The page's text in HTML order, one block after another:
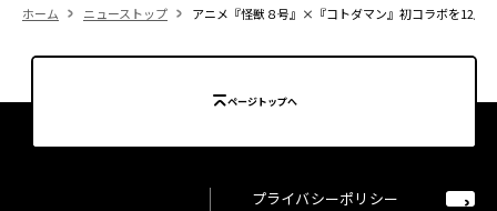
ホーム ニューストップ アニメ『怪獣８号』×『コトダマン』初コラボを12月
ページトップへ
プライバシーポリシー